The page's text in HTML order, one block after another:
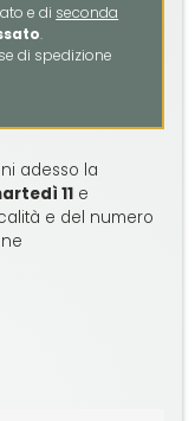
e di seconda
.
di spedizione
adesso la
11 e
e del numero